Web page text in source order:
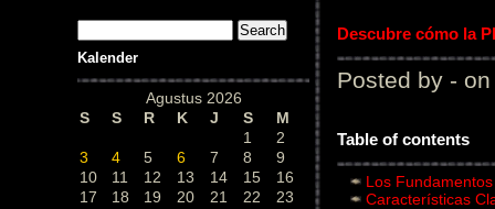
Kalender
Agustus 2026
S
S R K J S
M
1
2
3
4 5 6 7 8
9
10
11 12 13 14 15
16
17
18 19 20 21 22
23
Descubre cómo la
Posted by - on
Table of contents
Los
Características